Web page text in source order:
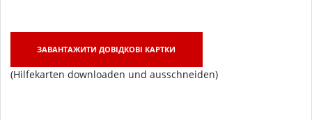
ЗАВАНТАЖИТИ ДОВІДКОВІ КАРТКИ
(Hilfekarten downloaden und ausschneiden)